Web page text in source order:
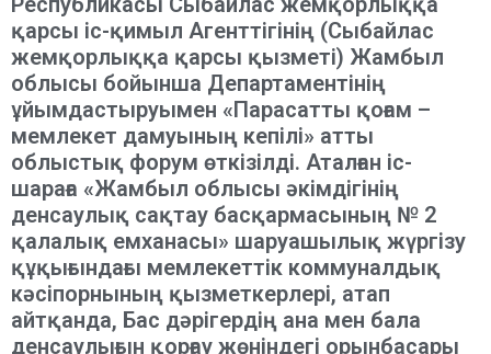
қарсы іс-қимыл Агенттігінің (Сыбайлас
жемқорлыққа қарсы қызметі) Жамбыл
облысы бойынша Департаментінің
ұйымдастыруымен «Парасатты қоғам –
мемлекет дамуының кепілі» атты
облыстық форум өткізілді. Аталған іс-
шараға «Жамбыл облысы әкімдігінің
денсаулық сақтау басқармасының № 2
қалалық емханасы» шаруашылық жүргізу
құқығындағы мемлекеттік коммуналдық
кәсіпорнының қызметкерлері, атап
айтқанда, Бас дәрігердің ана мен бала
денсаулығын қорғау жөніндегі орынбасары